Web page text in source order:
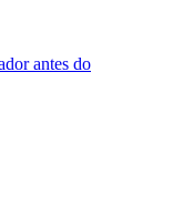
antes do